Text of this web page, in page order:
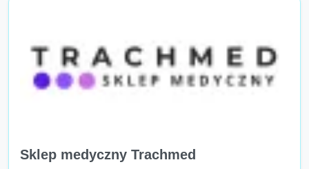
Sklep medyczny Trachmed